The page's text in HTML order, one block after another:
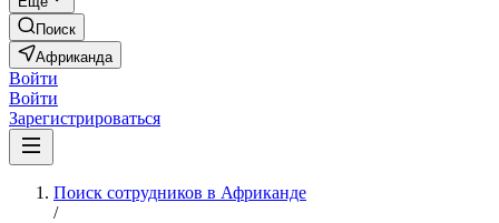
Поиск
Африканда
Войти
Войти
Зарегистрироваться
Поиск сотрудников в Африканде
/